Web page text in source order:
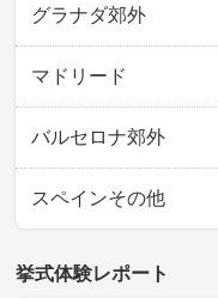
グラナダ郊外
マドリード
バルセロナ郊外
スペインその他
挙式体験レポート